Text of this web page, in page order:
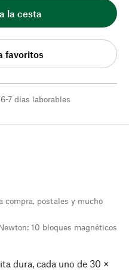
la cesta
favoritos
7 días laborables
compra, postales y mucho
10 bloques magnéticos
dura, cada uno de 30 ×